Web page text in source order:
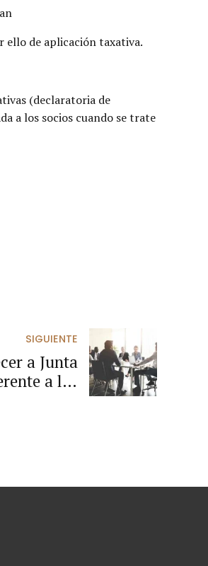
ello de aplicación taxativa.
(declaratoria de
a los socios cuando se trate
SIGUIENTE
a Junta
a las